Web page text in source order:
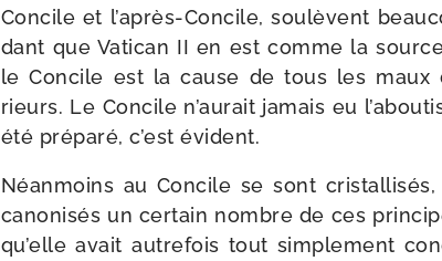
Concile et l’après-​Concile, sou­lèvent
dant que Vatican II en est comme la
le Concile est la cause de tous les
rieurs. Le Concile n’au­rait jamais eu
été pré­pa­ré, c’est évident.
Néanmoins au Concile se sont
cano­ni­sés un cer­tain nombre de ces
qu’elle avait autre­fois tout sim­ple­ment